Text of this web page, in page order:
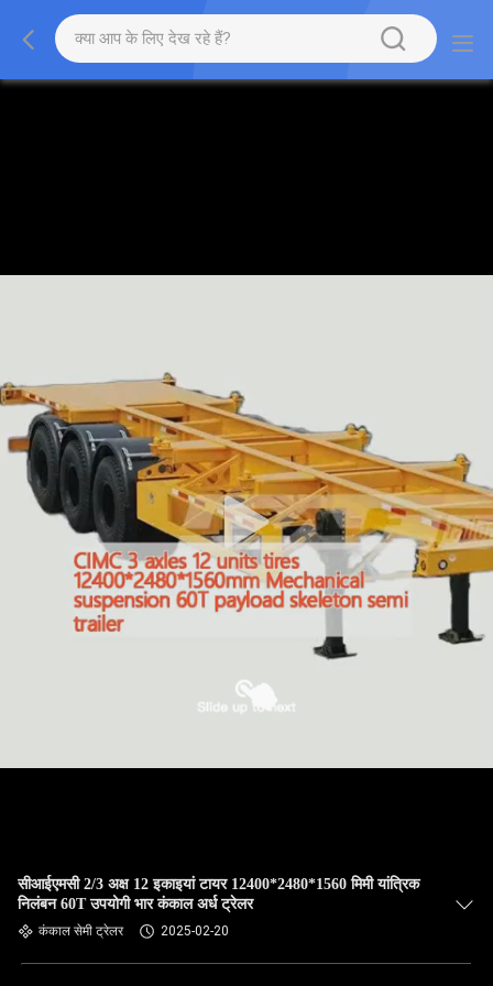
सीआईएमसी 2/3 अक्ष 12 इकाइयां टायर 12400*2480*1560 मिमी यांत्रिक
निलंबन 60T उपयोगी भार कंकाल अर्ध ट्रेलर
कंकाल सेमी ट्रेलर 2025-02-20